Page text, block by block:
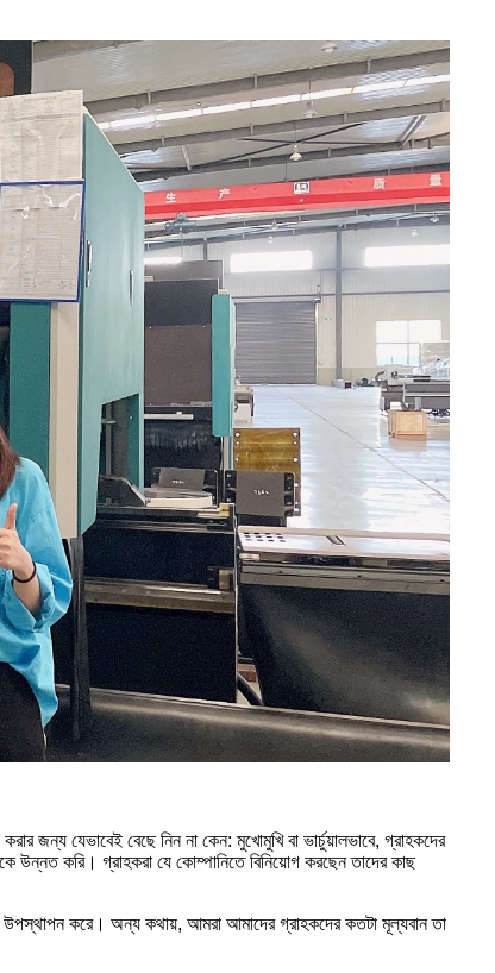
জন্য যেভাবেই বেছে নিন না কেন: মুখোমুখি বা ভার্চুয়ালভাবে, গ্রাহকদের
করি। গ্রাহকরা যে কোম্পানিতে বিনিয়োগ করছেন তাদের কাছ
উপস্থাপন করে। অন্য কথায়, আমরা আমাদের গ্রাহকদের কতটা মূল্যবান তা